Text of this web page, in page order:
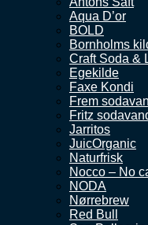
Aqua D’or
BOLD
Bornholms
Craft Soda &
Egekilde
Faxe Kondi
Frem
Fritz
Jarritos
JuicOrganic
Naturfrisk
Nocco – No
NODA
Nørrebrew
Red Bull